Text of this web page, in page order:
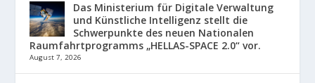
Das Ministerium für Digitale Verwaltung
und Künstliche Intelligenz stellt die
Schwerpunkte des neuen Nationalen
Raumfahrtprogramms „HELLAS-SPACE 2.0“ vor.
August 7, 2026